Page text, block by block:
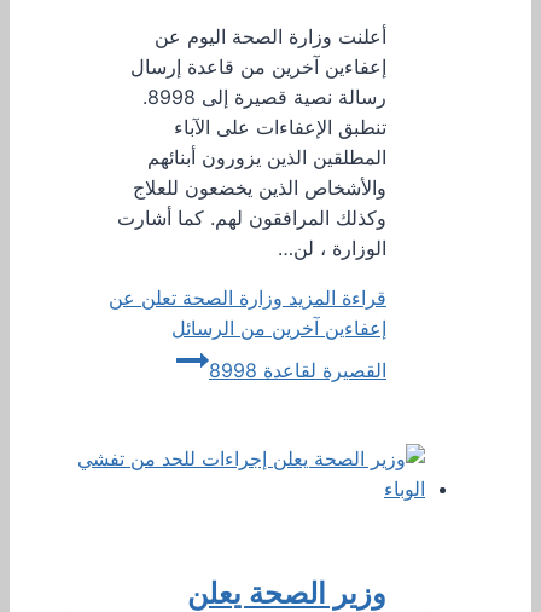
أعلنت وزارة الصحة اليوم عن
إعفاءين آخرين من قاعدة إرسال
رسالة نصية قصيرة إلى 8998.
تنطبق الإعفاءات على الآباء
المطلقين الذين يزورون أبنائهم
والأشخاص الذين يخضعون للعلاج
وكذلك المرافقون لهم. كما أشارت
الوزارة ، لن…
قراءة المزيد وزارة الصحة تعلن عن
إعفاءين آخرين من الرسائل
القصيرة لقاعدة 8998
وزير الصحة يعلن